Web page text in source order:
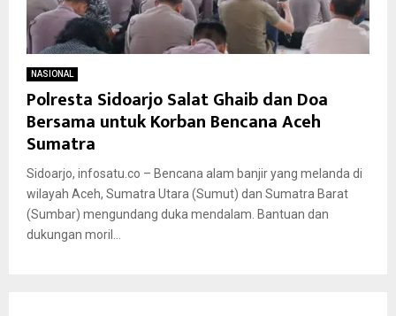
NASIONAL
Polresta Sidoarjo Salat Ghaib dan Doa
Bersama untuk Korban Bencana Aceh
Sumatra
Sidoarjo, infosatu.co – Bencana alam banjir yang melanda di
wilayah Aceh, Sumatra Utara (Sumut) dan Sumatra Barat
(Sumbar) mengundang duka mendalam. Bantuan dan
dukungan moril...